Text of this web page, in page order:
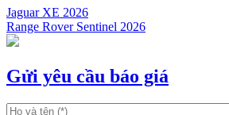
Điều
hướng
bài
Jaguar XE 2026
Range Rover Sentinel 2026
Gửi yêu cầu báo giá